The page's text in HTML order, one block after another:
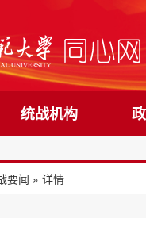
统战机构
要闻 » 详情